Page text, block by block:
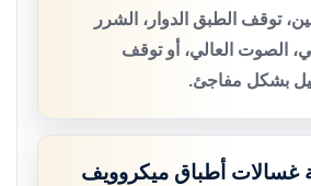
توقف الطبق الدوار، الشرر
الصوت العالي، أو توقف
بشكل مفاجئ.
غسالات أطباق ميكروويف